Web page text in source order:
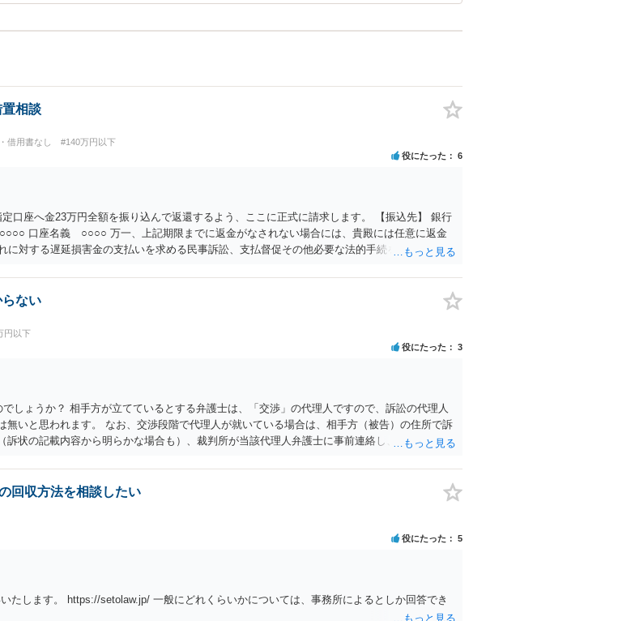
置相談
借用書なし #140万円以下
役にたった 6
口座へ金23万円全額を振り込んで返還するよう、ここに正式に請求します。 【振込先】 銀行
名義 ○○○○ 万一、上記期限までに返金がなされない場合には、貴殿には任意に返金
対する遅延損害金の支払いを求める民事訴訟、支払督促その他必要な法的手続を直ちに講じ
せん。貴殿の仕入先との取引関係や返金時期などの内部事情は、私に対する返還義務の発生
本件の解決を不必要に遅延させることなく、誠意をもって速やかに返金手続を履行されるよ
ない
円以下
役にたった 3
しょうか？ 相手方が立てているとする弁護士は、「交渉」の代理人ですので、訴訟の代理人
いと思われます。 なお、交渉段階で代理人が就いている場合は、相手方（被告）の住所で訴
状の記載内容から明らかな場合も）、裁判所が当該代理人弁護士に事前連絡し、引き続き訴
。もちろん弁護士（２０万円の請求で代理人弁護士に委任するかも疑わしいのですが）も住
情報）から、相手の住所等の情報を割り出していくしかないように思えます。 以上、ご参考ま
回収方法を相談したい
役にたった 5
たします。 https://setolaw.jp/ 一般にどれくらいかについては、事務所によるとしか回答でき